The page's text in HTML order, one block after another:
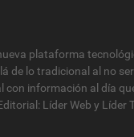
plataforma
de lo tradicional al no
con información al día
Líder Web y Líder